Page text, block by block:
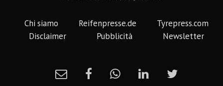
Chi siamo Reifenpresse.de
Tyrepress.com
Disclaimer
Pubblicità Newsletter